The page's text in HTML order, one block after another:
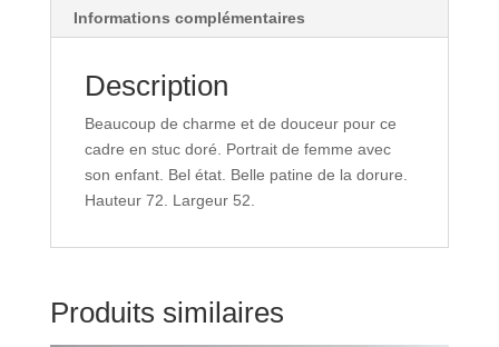
Informations complémentaires
Description
Beaucoup de charme et de douceur pour ce
cadre en stuc doré. Portrait de femme avec
son enfant. Bel état. Belle patine de la dorure.
Hauteur 72. Largeur 52.
Produits similaires